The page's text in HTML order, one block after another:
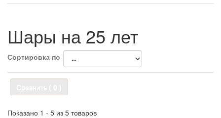
Шары на 25 лет
Сортировка по
Показано 1 - 5 из 5 товаров